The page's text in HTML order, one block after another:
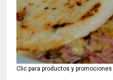
Clic para productos y promociones